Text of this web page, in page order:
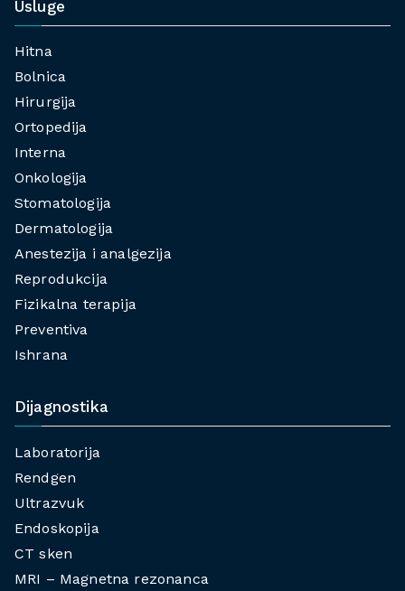
Usluge
Hitna
Bolnica
Hirurgija
Ortopedija
Interna
Onkologija
Stomatologija
Dermatologija
Anestezija i analgezija
Reprodukcija
Fizikalna terapija
Preventiva
Ishrana
Dijagnostika
Laboratorija
Rendgen
Ultrazvuk
Endoskopija
CT sken
MRI – Magnetna rezonanca